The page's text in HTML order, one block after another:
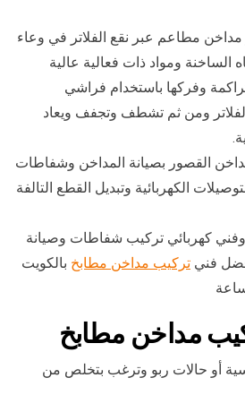
مداخن مطاعم عبر نقع الفلاتر في وعاء
الساخنة ومواد ذات فعالية عالية
وفركها باستخدام فراشي
ومن ثم تشطف وتجفف ويعاد
القصور بصيانة المداخن وشفاطات
الكهربائية وتبديل القطع التالفة
كهربائي تركيب شفاطات وصيانة
فني تركيب مداخن مطابخ بالكويت
مداخن مطابخ
أو حالات ربو وترغب بتخلص من